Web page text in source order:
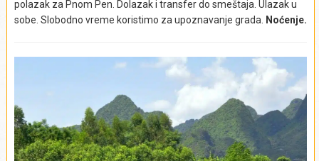
Izlet ne obuhvata:
Napojnice (bakšiš), obroke.
Ho Ši Min
Izlet obuhvata:
polazak za Pnom Pen. Dolazak i transfer do smeštaja. Ulazak u
sobe. Slobodno vreme koristimo za upoznavanje grada.
Noćenje.